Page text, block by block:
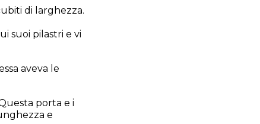
di larghezza.
suoi pilastri e vi
aveva le
porta e i
e